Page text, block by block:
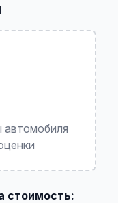
автомобиля
стоимость: